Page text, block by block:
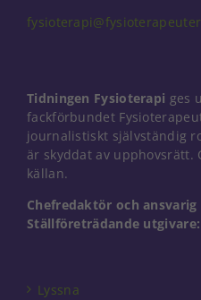
Tidningen Fysioterapi ges
fackförbundet
journalistiskt självständig
är skyddat av upphovsrätt.
källan.
Chefredaktör och ansvarig
Ställföreträdande utgivare:
Lyssna